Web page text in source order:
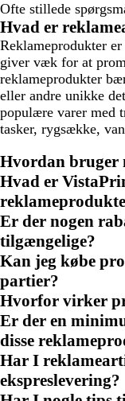
Ofte stillede
Hvad er
Reklameprodukter
giver væk for at
reklameprodukter
eller andre unikke
populære varer med
tasker, rygsække,
Hvordan bruger
Hvad er
Er der nogen
tilgængelige?
Kan jeg købe
partier?
Hvorfor virker
Er der en
disse
Har I
ekspreslevering?